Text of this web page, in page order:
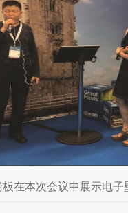
板在本次会议中展示电子